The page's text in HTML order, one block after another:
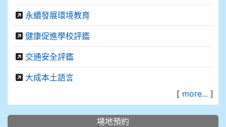
永續發展環境教育
健康促進學校評鑑
交通安全評鑑
大成本土語言
[ more... ]
場地預約